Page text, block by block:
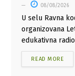
08/08/2026
U selu Ravna
organizovana
edukativna
READ MORE